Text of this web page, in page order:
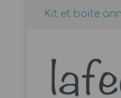
Kit et boite